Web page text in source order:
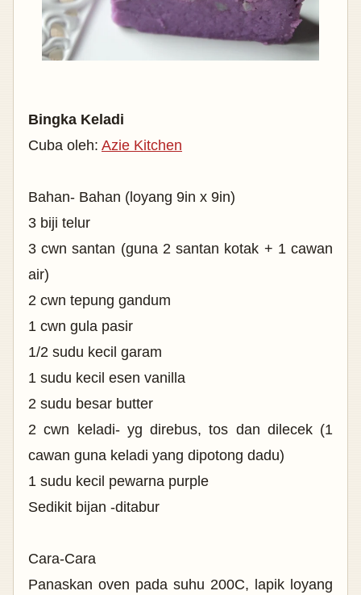
Bingka Keladi
Cuba oleh: Azie Kitchen
Bahan- Bahan (loyang 9in x 9in)
3 biji telur
3 cwn santan (guna 2 santan kotak + 1 cawan
air)
2 cwn tepung gandum
1 cwn gula pasir
1/2 sudu kecil garam
1 sudu kecil esen vanilla
2 sudu besar butter
2 cwn keladi- yg direbus, tos dan dilecek (1
cawan guna keladi yang dipotong dadu)
1 sudu kecil pewarna purple
Sedikit bijan -ditabur
Cara-Cara
Panaskan oven pada suhu 200C, lapik loyang